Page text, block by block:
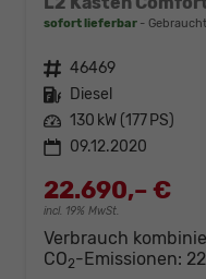
sofort lieferbar
Fahrzeugnr. 46469
Kraftstoff Diesel
Leistung 130 kW (177 PS)
09.12.2020
22.690,– €
incl. 19% MwSt.
Verbrauch
CO2-Emissionen: